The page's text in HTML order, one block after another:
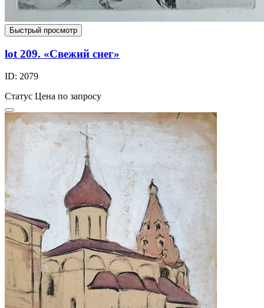
Быстрый просмотр
lot 209. «Свежий снег»
ID: 2079
Статус Цена по запросу